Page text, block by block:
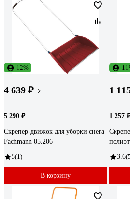
-12%
4 639 ₽
5 290 ₽
Скрепер-движок для уборки снега
Fachmann 05.206
5(1)
В корзину
-
1
1 257 ₽
3.6